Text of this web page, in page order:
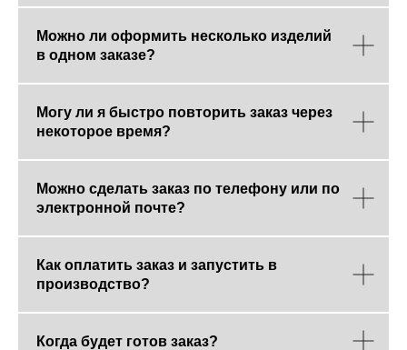
Можно ли оформить несколько изделий
в одном заказе?
Могу ли я быстро повторить заказ через
некоторое время?
Можно сделать заказ по телефону или по
электронной почте?
Как оплатить заказ и запустить в
производство?
Когда будет готов заказ?